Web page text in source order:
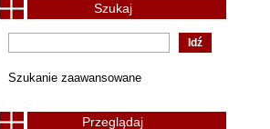
Szukaj
Szukanie zaawansowane
Przeglądaj